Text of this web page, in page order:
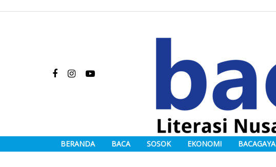
BERANDA BACA SOSOK EKONOMI BACAGAYA